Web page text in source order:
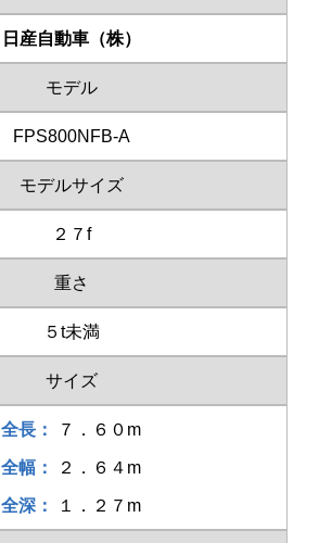
日産自動車（株）
モデル
FPS800NFB-A
モデルサイズ
２７f
重さ
５t未満
サイズ
全長： ７．６０m
全幅： ２．６４m
全深： １．２７m